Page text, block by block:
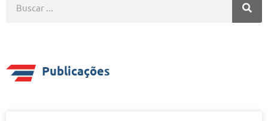
Publicações